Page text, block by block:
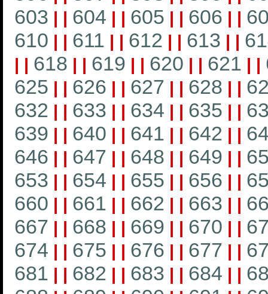
603 | | 604 | | 605 | | 606 | |
610 | | 611 | | 612 | | 613 | |
| | 618 | | 619 | | 620 | | 621 | |
625 | | 626 | | 627 | | 628 | |
632 | | 633 | | 634 | | 635 | |
639 | | 640 | | 641 | | 642 | |
646 | | 647 | | 648 | | 649 | |
653 | | 654 | | 655 | | 656 | |
660 | | 661 | | 662 | | 663 | |
667 | | 668 | | 669 | | 670 | |
674 | | 675 | | 676 | | 677 | |
681 | | 682 | | 683 | | 684 | |